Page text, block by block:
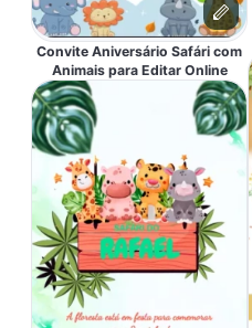
Convite Aniversário Safári com
Animais para Editar Online